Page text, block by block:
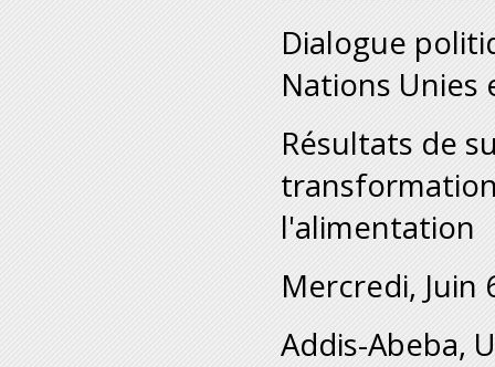
Dialogue
Nations Unies
Résultats de
l'alimentation
Mercredi, Juin
Addis-Abeba,